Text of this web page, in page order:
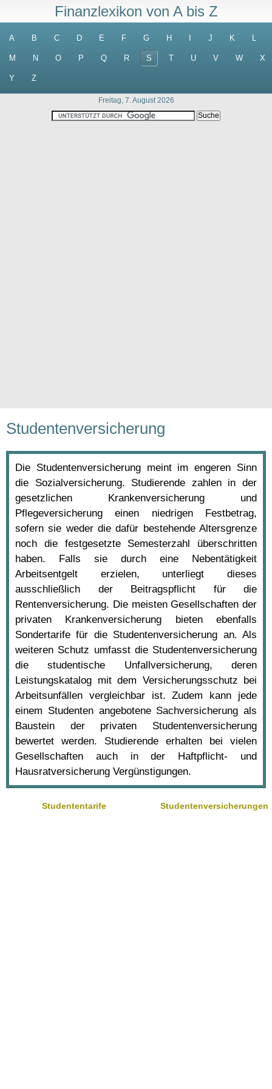
Finanzlexikon von A bis Z
A B C D E F G H J K L
M N O P Q R S T U V W X
Y Z
Freitag, 7. August 2026
Studentenversicherung
Die Studentenversicherung meint im engeren Sinn
die Sozialversicherung. Studierende zahlen in der
gesetzlichen Krankenversicherung und
Pflegeversicherung einen niedrigen Festbetrag,
sofern sie weder die dafür bestehende Altersgrenze
noch die festgesetzte Semesterzahl überschritten
haben. Falls sie durch eine Nebentätigkeit
Arbeitsentgelt erzielen, unterliegt dieses
ausschließlich der Beitragspflicht für die
Rentenversicherung. Die meisten Gesellschaften der
privaten Krankenversicherung bieten ebenfalls
Sondertarife für die Studentenversicherung an. Als
weiteren Schutz umfasst die Studentenversicherung
die studentische Unfallversicherung, deren
Leistungskatalog mit dem Versicherungsschutz bei
Arbeitsunfällen vergleichbar ist. Zudem kann jede
einem Studenten angebotene Sachversicherung als
Baustein der privaten Studentenversicherung
bewertet werden. Studierende erhalten bei vielen
Gesellschaften auch in der Haftpflicht- und
Hausratversicherung Vergünstigungen.
Studententarife Studentenversicherungen